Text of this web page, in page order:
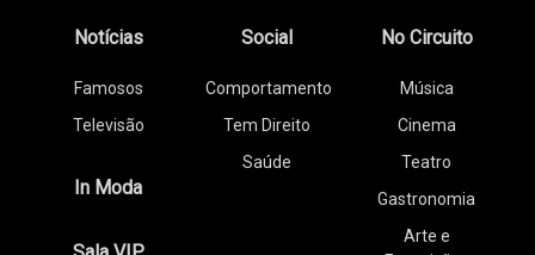
Notícias
Famosos
Televisão
In Moda
Social
Comportamento
Tem Direito
Saúde
No Circuito
Música
Cinema
Teatro
Gastronomia
Arte e